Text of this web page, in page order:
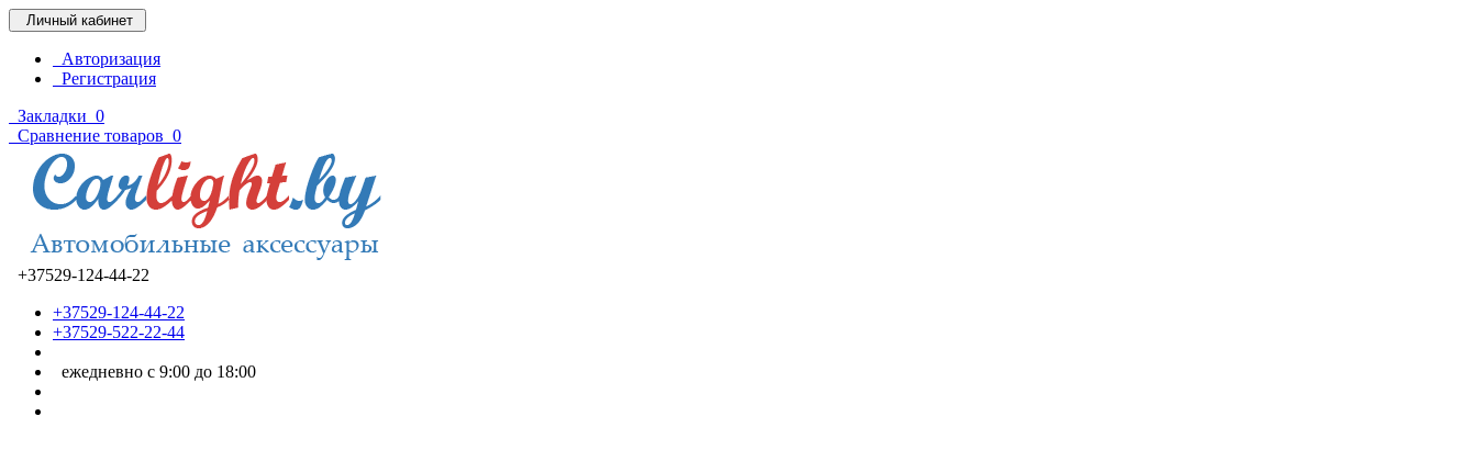
Личный кабинет
Авторизация
Регистрация
Закладки 0
Сравнение товаров 0
+37529-124-44-22
+37529-124-44-22
+37529-522-22-44
ежедневно с 9:00 до 18:00